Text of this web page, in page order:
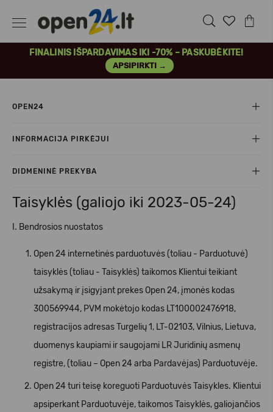
FINALINIS IŠPARDAVIMAS IKI -70% – PASKUBĖKITE!
APSIPIRKTI →
OPEN24
INFORMACIJA PIRKĖJUI
DIDMENINĖ PREKYBA
Taisyklės (galiojo iki 2023-05-24)
I. Bendrosios nuostatos
Open 24 internetinės parduotuvės (toliau - Parduotuvė)
taisyklės (toliau - Taisyklės) taikomos Klientui teikiant
užsakymą ir įsigyjant prekes Open 24, įmonės kodas
300569944, PVM mokėtojo kodas LT100002476918,
registracijos adresas Turgelių 1, LT-02103, Vilnius, Lietuva,
duomenys kaupiami ir saugojami LR Juridinių asmenų
registre, (toliau – Open 24 arba Pardavėjas) Parduotuvėje.
Open 24 turi teisę koreguoti Parduotuvės Taisykles. Klientui
apsiperkant Parduotuvėje, taikomos Taisyklės, galiojančios